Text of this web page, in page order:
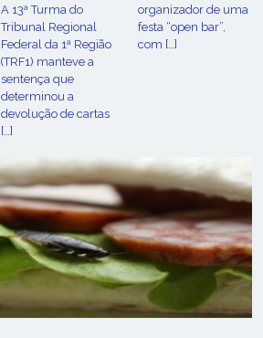
A 13ª Turma do
Tribunal Regional
Federal da 1ª Região
(TRF1) manteve a
sentença que
determinou a
devolução de cartas
[…]
organizador de uma
festa “open bar”,
com […]